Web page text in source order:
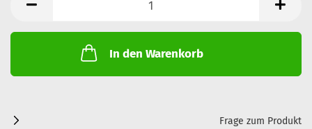
In den Warenkorb
Frage zum Produkt